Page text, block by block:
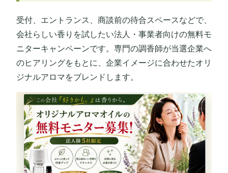
受付、エントランス、商談前の待合スペースなどで、
会社らしい香りを試したい法人・事業者向けの無料モ
ニターキャンペーンです。専門の調香師が当選企業へ
のヒアリングをもとに、企業イメージに合わせたオリ
ジナルアロマをブレンドします。